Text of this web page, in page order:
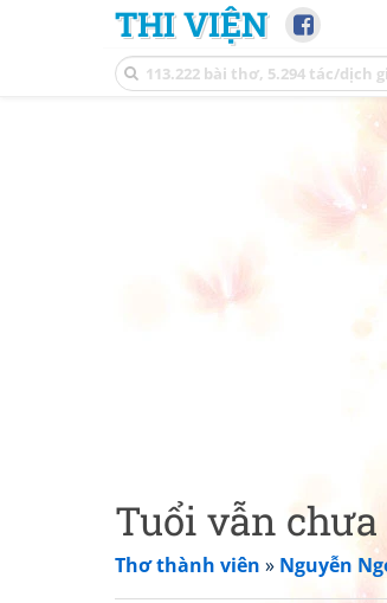
THI VIỆN
Tuổi vẫn
Thơ thành viên » Nguyễn